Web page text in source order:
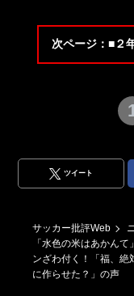
次ページ：■２
ツイート
サッカー批評Web
「水色の米はあかん
ンざわ付く！「福、絶
に作らせた？」の声